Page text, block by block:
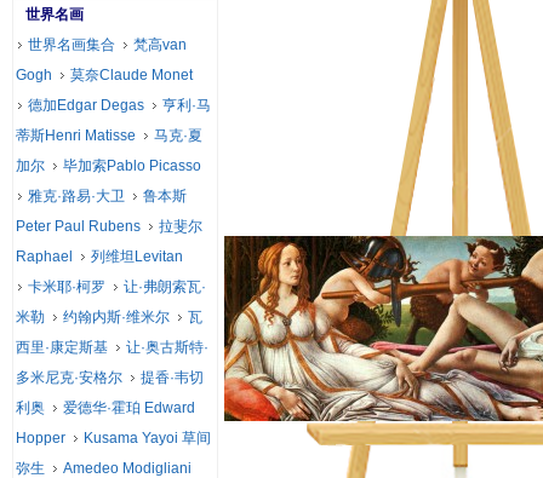
世界名画
世界名画集合
梵高van
Gogh
莫奈Claude Monet
德加Edgar Degas
亨利·马
蒂斯Henri Matisse
马克·夏
加尔
毕加索Pablo Picasso
雅克·路易·大卫
鲁本斯
Peter Paul Rubens
拉斐尔
Raphael
列维坦Levitan
卡米耶·柯罗
让·弗朗索瓦·
米勒
约翰内斯·维米尔
瓦
西里·康定斯基
让·奥古斯特·
多米尼克·安格尔
提香·韦切
利奥
爱德华·霍珀 Edward
Hopper
Kusama Yayoi 草间
弥生
Amedeo Modigliani